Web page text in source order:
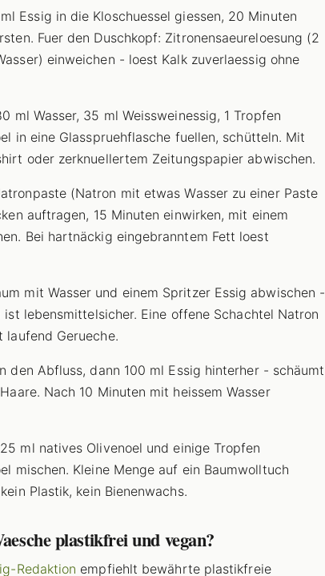
Essig in die Kloschuessel giessen, 20 Minuten
Fuer den Duschkopf: Zitronensaeureloesung (2
einweichen - loest Kalk zuverlaessig ohne
ml Wasser, 35 ml Weissweinessig, 1 Tropfen
in eine Glasspruehflasche fuellen, schütteln. Mit
oder zerknuellertem Zeitungspapier abwischen.
(Natron mit etwas Wasser zu einer Paste
auftragen, 15 Minuten einwirken, mit einem
Bei hartnäckig eingebranntem Fett loest
mit Wasser und einem Spritzer Essig abwischen -
lebensmittelsicher. Eine offene Schachtel Natron
laufend Gerueche.
den Abfluss, dann 100 ml Essig hinterher - schäumt
Nach 10 Minuten mit heissem Wasser
ml natives Olivenoel und einige Tropfen
mischen. Kleine Menge auf ein Baumwolltuch
Plastik, kein Bienenwachs.
plastikfrei und vegan?
Redaktion empfiehlt bewährte plastikfreie